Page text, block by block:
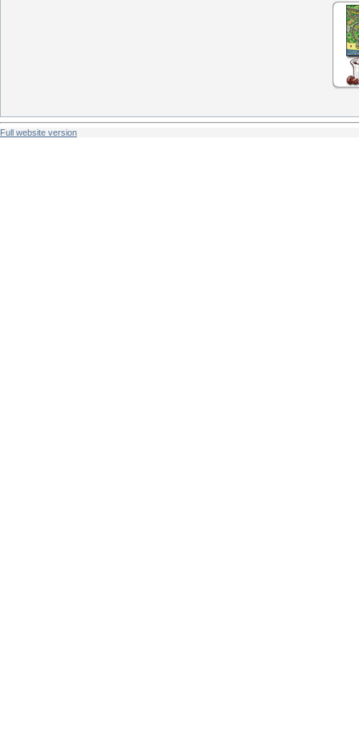
Full website version